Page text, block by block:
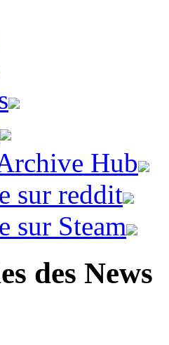
Hub
sur reddit
sur Steam
des News